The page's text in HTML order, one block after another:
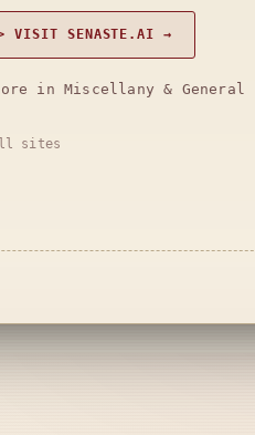
VISIT SENASTE.AI →
in Miscellany & General
sites